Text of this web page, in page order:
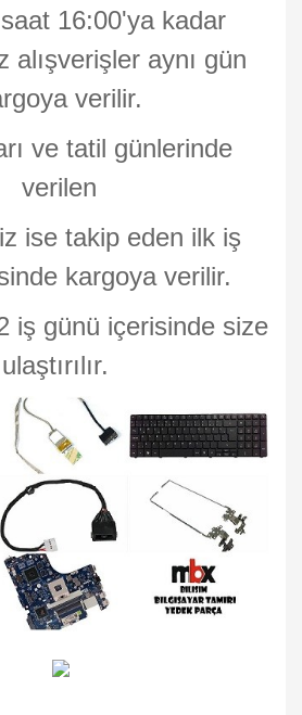
16:00'ya kadar
alışverişler aynı gün
verilir.
ve tatil günlerinde
verilen
ise takip eden ilk iş
kargoya verilir.
iş günü içerisinde size
ulaştırılır.